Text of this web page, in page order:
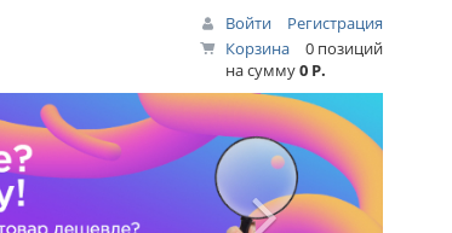
Войти
Регистрация
Корзина
0 позиций
на сумму0 Р.